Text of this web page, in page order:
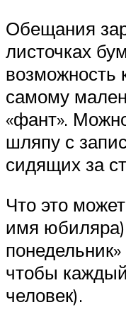
Обещания
листочках
возможность
самому
«фант».
шляпу с
сидящих за
Что это
имя
чтобы
человек).